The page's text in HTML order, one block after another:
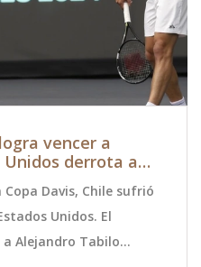
vencer a
derrota a
Davis, Chile sufrió
Unidos. El
Alejandro Tabilo